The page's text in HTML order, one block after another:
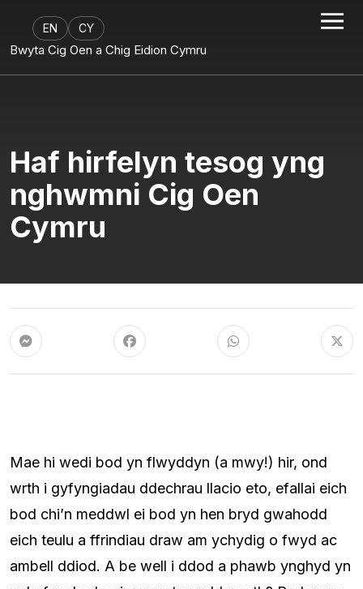
EN CY
Bwyta Cig Oen a Chig Eidion Cymru
Haf hirfelyn tesog yng
nghwmni Cig Oen
Cymru
Mae hi wedi bod yn flwyddyn (a mwy!) hir, ond
wrth i gyfyngiadau ddechrau llacio eto, efallai eich
bod chi’n meddwl ei bod yn hen bryd gwahodd
eich teulu a ffrindiau draw am ychydig o fwyd ac
ambell ddiod. A be well i ddod a phawb ynghyd yn